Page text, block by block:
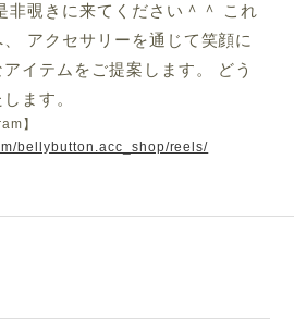
非覗きに来てください＾＾ これ
アクセサリーを通じて笑顔に
イテムをご提案します。 どう
ます。
】
bellybutton.acc_shop/reels/